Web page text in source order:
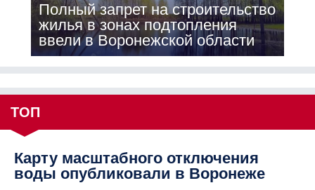
Полный запрет на строительство
жилья в зонах подтопления
ввели в Воронежской области
ТОП
Карту масштабного отключения
воды опубликовали в Воронеже